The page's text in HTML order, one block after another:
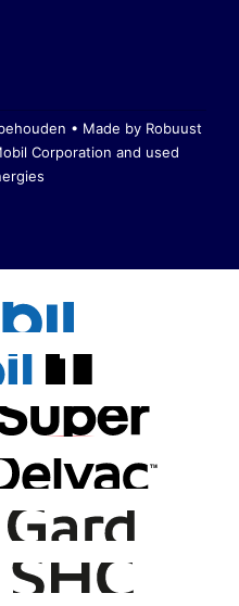
• Made by Robuust
Corporation and used